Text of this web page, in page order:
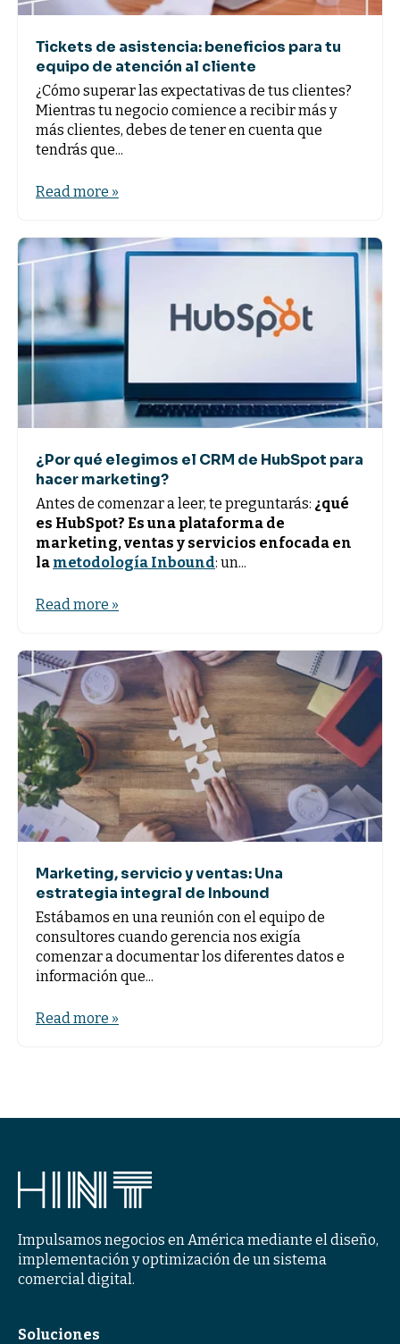
Tickets de asistencia: beneficios para tu
equipo de atención al cliente
¿Cómo superar las expectativas de tus clientes?
Mientras tu negocio comience a recibir más y
más clientes, debes de tener en cuenta que
tendrás que...
Read more »
¿Por qué elegimos el CRM de HubSpot para
hacer marketing?
Antes de comenzar a leer, te preguntarás: ¿qué
es HubSpot? Es una plataforma de
marketing, ventas y servicios enfocada en
la metodología Inbound: un...
Read more »
Marketing, servicio y ventas: Una
estrategia integral de Inbound
Estábamos en una reunión con el equipo de
consultores cuando gerencia nos exigía
comenzar a documentar los diferentes datos e
información que...
Read more »
Impulsamos negocios en América mediante el diseño,
implementación y optimización de un sistema
comercial digital.
Soluciones